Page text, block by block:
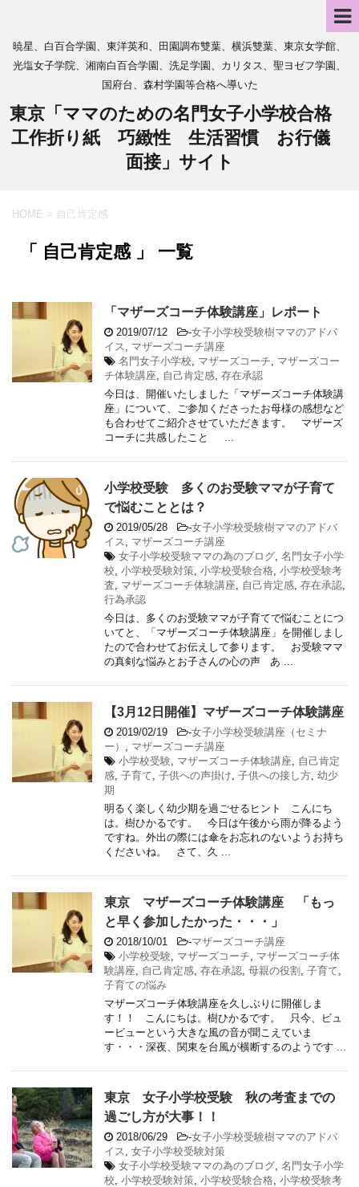
暁星、白百合学園、東洋英和、田園調布雙葉、横浜雙葉、東京女学館、
光塩女子学院、湘南白百合学園、洗足学園、カリタス、聖ヨゼフ学園、
国府台、森村学園等合格へ導いた
東京「ママのための名門女子小学校合格
工作折り紙 巧緻性 生活習慣 お行儀
面接」サイト
HOME > 自己肯定感
「 自己肯定感 」 一覧
「マザーズコーチ体験講座」レポート
2019/07/12 -女子小学校受験樹ママのアドバ
イス
マザーズコーチ講座
名門女子小学校
マザーズコーチ
マザーズコー
チ体験講座
自己肯定感 存在承認
今日は、開催いたしました「マザーズコーチ体験講
座」について、ご参加くださったお母様の感想など
も合わせてご紹介させていただきます。 マザーズ
コーチに共感したこと ...
小学校受験 多くのお受験ママが子育て
で悩むこととは？
2019/05/28 -女子小学校受験樹ママのアドバ
イス
マザーズコーチ講座
女子小学校受験ママの為のブログ 名門女子小学
校 小学校受験対策 小学校受験合格 小学校受験考
査
マザーズコーチ体験講座 自己肯定感 存在承認
行為承認
今日は、多くのお受験ママが子育てで悩むことにつ
いてと、「マザーズコーチ体験講座」を開催しまし
たので合わせてお伝えして参ります。 お受験ママ
の真剣な悩みとお子さんの心の声 あ ...
【3月12日開催】マザーズコーチ体験講座
2019/02/19 -女子小学校受験講座（セミナ
ー）
マザーズコーチ講座
小学校受験 マザーズコーチ体験講座
自己肯定
感 子育て 子供への声掛け 子供への接し方 幼少
期
明るく楽しく幼少期を過ごせるヒント こんにち
は。樹ひかるです。 今日は午後から雨が降るよう
ですね。外出の際には傘をお忘れのないようお持ち
くださいね。 さて、久 ...
東京 マザーズコーチ体験講座 「もっ
と早く参加したかった・・・」
2018/10/01 -マザーズコーチ講座
小学校受験 マザーズコーチ
マザーズコーチ体
験講座
自己肯定感 存在承認 母親の役割 子育て
子育ての悩み
マザーズコーチ体験講座を久しぶりに開催しま
す！！ こんにちは。樹ひかるです。 只今、ビュ
ービューという大きな風の音が聞こえていま
す・・・深夜、関東を台風が横断するのようです ...
東京 女子小学校受験 秋の考査までの
過ごし方が大事！！
2018/06/29 -女子小学校受験樹ママのアドバ
イス
女子小学校受験対策
女子小学校受験ママの為のブログ 名門女子小学
校 小学校受験対策 小学校受験合格 小学校受験考